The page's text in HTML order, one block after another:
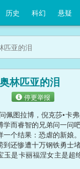
历史 科幻 悬疑
匹亚的泪
林匹亚的泪
停更举报
佩图拉博，倪克莎•卡
学而睿智的兄弟问一问
一个结果：恐虐的新
到还惨遭十万钢铁勇
玉是卡丽福涅女主是